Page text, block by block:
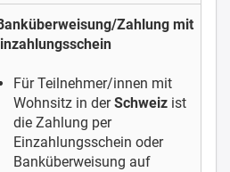
Zahlung mit
Für Teilnehmer/innen mit
Wohnsitz in derSchweiz ist
die Zahlung per
Einzahlungsschein oder
Banküberweisung auf